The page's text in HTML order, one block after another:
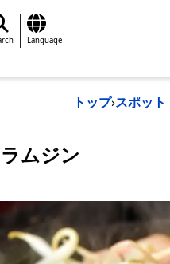
Language
トップ›スポッ
ムジン